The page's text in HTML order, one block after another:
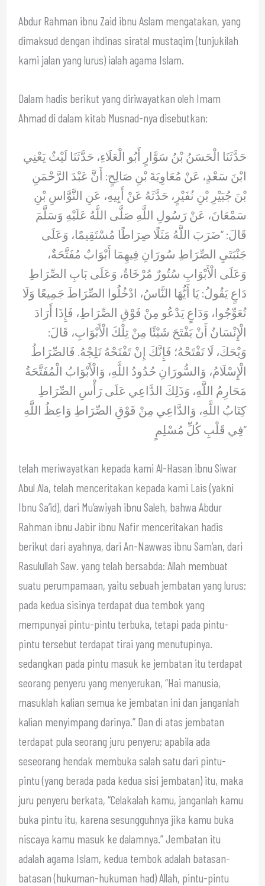
Abdur Rahman ibnu Zaid ibnu Aslam mengatakan, yang
dimaksud dengan ihdinas siratal mustaqim (tunjukilah
kami jalan yang lurus) ialah agama Islam.
Dalam hadis berikut yang diriwayatkan oleh Imam
Ahmad di dalam kitab Musnad-nya disebutkan:
حَدَّثَنَا الْحَسَنُ بْنُ سَوَّارٍ أَبُو الْعَلَاءِ، حَدَّثَنَا لَيْثٌ يَعْنِي
ابْنَ سَعْدٍ، عَنْ مُعَاوِيَةَ بْنِ صَالِحٍ: أَنَّ عَبْدَ الرَّحْمَنِ
بْنَ جُبَيْرِ بْنِ نُفَيْرٍ، حَدَّثَهُ عَنْ أَبِيهِ، عَنِ النَّوَّاسِ بْنِ
سَمْعَانَ، عَنْ رَسُولِ اللَّهِ صَلَّى اللَّهُ عَلَيْهِ وَسَلَّمَ
قَالَ: “ضَرَبَ اللَّهُ مَثَلًا صِرَاطًا مُسْتَقِيمًا، وَعَلَى
جَنْبَتَيِ الصِّرَاطِ سُورَانِ فِيهِمَا أَبْوَابٌ مُفَتَّحَةٌ،
وَعَلَى الْأَبْوَابِ سُتُورٌ مُرْخَاةٌ، وَعَلَى بَابِ الصِّرَاطِ
دَاعٍ يَقُولُ: يَا أَيُّهَا النَّاسُ، ادْخُلُوا الصِّرَاطَ جَمِيعًا وَلَا
تُعَوِّجُوا، وَدَاعٍ يَدْعُو مِنْ فَوْقِ الصِّرَاطِ، فَإِذَا أَرَادَ
الْإِنْسَانُ أَنْ يَفْتَحَ شَيْئًا مِنْ تِلْكَ الْأَبْوَابِ، قَالَ:
وَيْحَكَ، لَا تَفْتَحْهُ؛ فَإِنَّكَ إِنْ تَفْتَحْهُ تَلِجْهُ. فَالصِّرَاطُ
الْإِسْلَامُ، وَالسُّورَانِ حُدُودُ اللَّهِ، وَالْأَبْوَابُ الْمُفَتَّحَةُ
مَحَارِمُ اللَّهِ، وَذَلِكَ الدَّاعِي عَلَى رَأْسِ الصِّرَاطِ
كِتَابُ اللَّهِ، وَالدَّاعِي مِنْ فَوْقِ الصِّرَاطِ وَاعِظُ اللَّهِ
فِي قَلْبِ كُلِّ مُسْلِمٍ”
telah meriwayatkan kepada kami Al-Hasan ibnu Siwar
Abul Ala, telah menceritakan kepada kami Lais (yakni
Ibnu Sa’id), dari Mu’awiyah ibnu Saleh, bahwa Abdur
Rahman ibnu Jabir ibnu Nafir menceritakan hadis
berikut dari ayahnya, dari An-Nawwas ibnu Sam’an, dari
Rasulullah Saw. yang telah bersabda: Allah membuat
suatu perumpamaan, yaitu sebuah jembatan yang lurus;
pada kedua sisinya terdapat dua tembok yang
mempunyai pintu-pintu terbuka, tetapi pada pintu-
pintu tersebut terdapat tirai yang menutupinya.
sedangkan pada pintu masuk ke jembatan itu terdapat
seorang penyeru yang menyerukan, “Hai manusia,
masuklah kalian semua ke jembatan ini dan janganlah
kalian menyimpang darinya.” Dan di atas jembatan
terdapat pula seorang juru penyeru; apabila ada
seseorang hendak membuka salah satu dari pintu-
pintu (yang berada pada kedua sisi jembatan) itu, maka
juru penyeru berkata, “Celakalah kamu, janganlah kamu
buka pintu itu, karena sesungguhnya jika kamu buka
niscaya kamu masuk ke dalamnya.” Jembatan itu
adalah agama Islam, kedua tembok adalah batasan-
batasan (hukuman-hukuman had) Allah, pintu-pintu